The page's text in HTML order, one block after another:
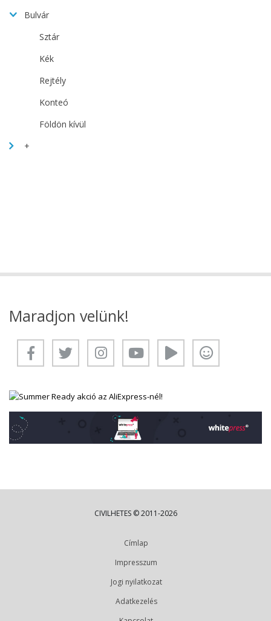
Bulvár
Sztár
Kék
Rejtély
Konteó
Földön kívül
+
Maradjon velünk!
CIVILHETES © 2011-2026
Címlap
Impresszum
Jogi nyilatkozat
Adatkezelés